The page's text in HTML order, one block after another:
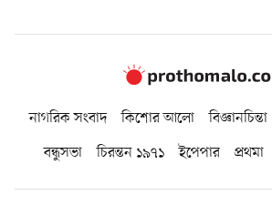
নাগরিক সংবাদ কিশোর আলো বিজ্ঞানচিন্তা
বন্ধুসভা
চিরন্তন ১৯৭১ ইপেপার প্রথমা